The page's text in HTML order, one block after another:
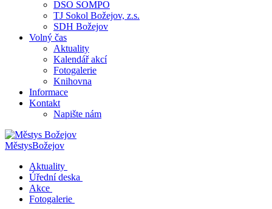
DSO SOMPO
TJ Sokol Božejov, z.s.
SDH Božejov
Volný čas
Aktuality
Kalendář akcí
Fotogalerie
Knihovna
Informace
Kontakt
Napište nám
MěstysBožejov
Aktuality
Úřední deska
Akce
Fotogalerie